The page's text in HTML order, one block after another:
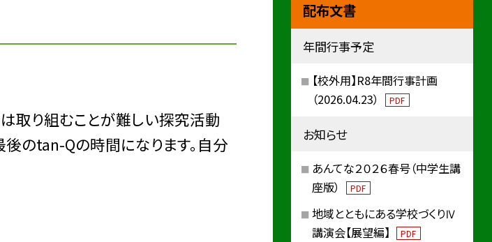
取り組むことが難しい探究活動
後のtan-Qの時間になります。自分
配布文書
年間行事予定
【校外用】R8年間行事計画
（2026.04.23）
PDF
お知らせ
あんてな２０２６春号（中学生講
座版）
PDF
地域とともにある学校づくりⅣ
講演会【展望編】
PDF